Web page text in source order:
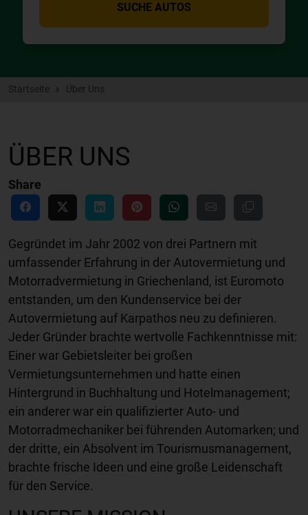
SUCHE AUTOS
Startseite Über Uns
ÜBER UNS
Share
Gegründet im Jahr 2002 von drei Partnern mit
umfassender Erfahrung in der Autovermietung und
Motorradvermietung in Griechenland, ist Euromoto
entstanden, um den Kundenservice bei der
Autovermietung auf Karpathos neu zu definieren.
Jeder Gründer brachte wertvolle Fachkenntnisse mit:
Einer war Gebietsleiter bei großen
Vermietungsunternehmen und hatte einen
Hintergrund in Buchhaltung und Hotelmanagement;
ein anderer war ein qualifizierter Auto- und
Motorradmechaniker bei führenden Automarken; und
der dritte, ein Absolvent im Tourismusmanagement,
brachte frische Ideen und eine große Leidenschaft
für den Service.